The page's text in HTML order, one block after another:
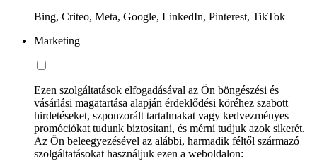
Bing, Criteo, Meta, Google, LinkedIn, Pinterest, TikTok
Marketing
Ezen szolgáltatások elfogadásával az Ön böngészési és
vásárlási magatartása alapján érdeklődési köréhez szabott
hirdetéseket, szponzorált tartalmakat vagy kedvezményes
promóciókat tudunk biztosítani, és mérni tudjuk azok sikerét.
Az Ön beleegyezésével az alábbi, harmadik féltől származó
szolgáltatásokat használjuk ezen a weboldalon: